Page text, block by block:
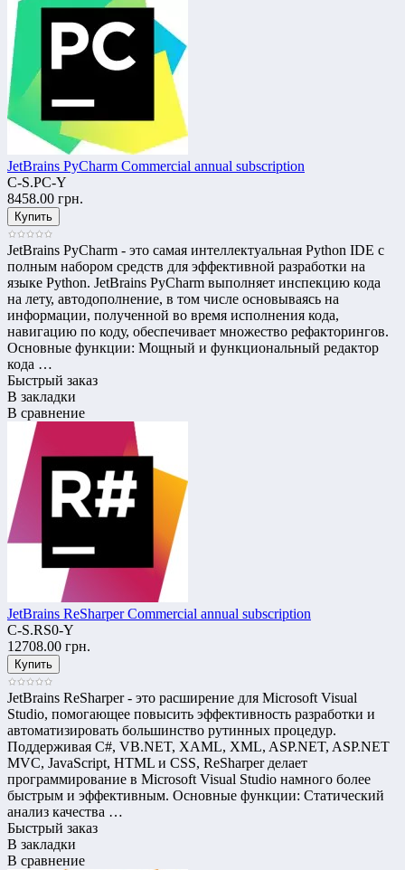
JetBrains PyCharm Commercial annual subscription
C-S.PC-Y
8458.00 грн.
JetBrains PyCharm - это самая интеллектуальная Python IDE с
полным набором средств для эффективной разработки на
языке Python. JetBrains PyCharm выполняет инспекцию кода
на лету, автодополнение, в том числе основываясь на
информации, полученной во время исполнения кода,
навигацию по коду, обеспечивает множество рефакторингов.
Основные функции: Мощный и функциональный редактор
кода …
Быстрый заказ
В закладки
В сравнение
JetBrains ReSharper Commercial annual subscription
C-S.RS0-Y
12708.00 грн.
JetBrains ReSharper - это расширение для Microsoft Visual
Studio, помогающее повысить эффективность разработки и
автоматизировать большинство рутинных процедур.
Поддерживая C#, VB.NET, XAML, XML, ASP.NET, ASP.NET
MVC, JavaScript, HTML и CSS, ReSharper делает
программирование в Microsoft Visual Studio намного более
быстрым и эффективным. Основные функции: Статический
анализ качества …
Быстрый заказ
В закладки
В сравнение